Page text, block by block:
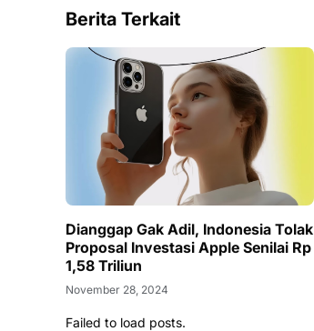
Berita Terkait
Dianggap Gak Adil, Indonesia Tolak
Proposal Investasi Apple Senilai Rp
1,58 Triliun
November 28, 2024
Failed to load posts.